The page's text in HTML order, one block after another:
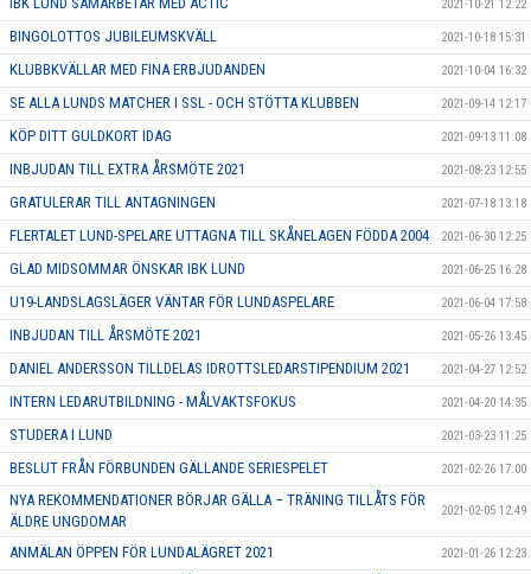
2021-10-21 12:22
BINGOLOTTOS JUBILEUMSKVÄLL 2021-10-18 15:31
KLUBBKVÄLLAR MED FINA ERBJUDANDEN 2021-10-04 16:32
SE ALLA LUNDS MATCHER I SSL - OCH STÖTTA KLUBBEN 2021-09-14 12:17
KÖP DITT GULDKORT IDAG 2021-09-13 11:08
INBJUDAN TILL EXTRA ÅRSMÖTE 2021 2021-08-23 12:55
GRATULERAR TILL ANTAGNINGEN 2021-07-18 13:18
FLERTALET LUND-SPELARE UTTAGNA TILL SKÅNELAGEN FÖDDA 2004 2021-06-30 12:25
GLAD MIDSOMMAR ÖNSKAR IBK LUND 2021-06-25 16:28
U19-LANDSLAGSLÄGER VÄNTAR FÖR LUNDASPELARE 2021-06-04 17:58
INBJUDAN TILL ÅRSMÖTE 2021 2021-05-26 13:45
DANIEL ANDERSSON TILLDELAS IDROTTSLEDARSTIPENDIUM 2021 2021-04-27 12:52
INTERN LEDARUTBILDNING - MÅLVAKTSFOKUS 2021-04-20 14:35
STUDERA I LUND 2021-03-23 11:25
BESLUT FRÅN FÖRBUNDEN GÄLLANDE SERIESPELET 2021-02-26 17:00
NYA REKOMMENDATIONER BÖRJAR GÄLLA – TRÄNING TILLÅTS FÖR
ÄLDRE UNGDOMAR
2021-02-05 12:49
ANMÄLAN ÖPPEN FÖR LUNDALÄGRET 2021 2021-01-26 12:23